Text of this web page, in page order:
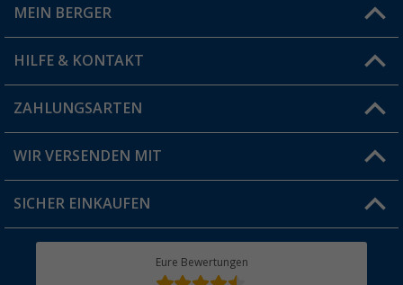
Filiale finden
MEIN BERGER
Vorteilskarte
Blog
Jobs & Karriere
HILFE & KONTAKT
FAQ & Kontakt
Versandinformationen
Rücksendung
ZAHLUNGSARTEN
WIR VERSENDEN MIT
SICHER EINKAUFEN
Eure Bewertungen